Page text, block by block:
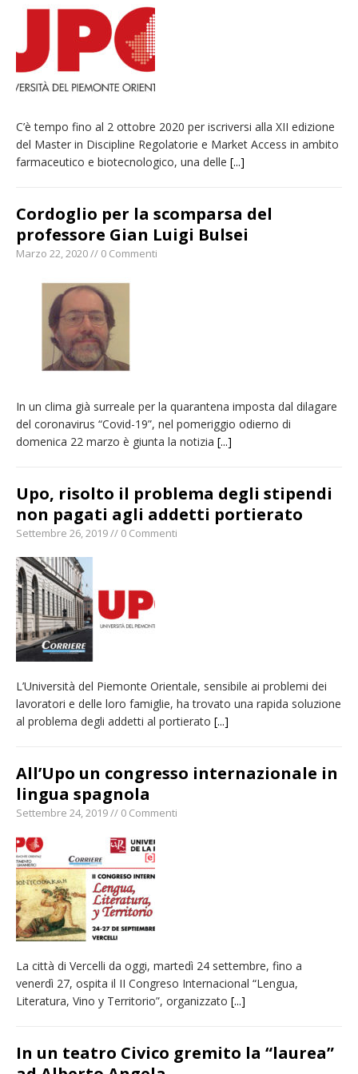
pellegrinaggio diocesano
Intervento dei vigili del fuoco per un
incendio di sterpaglie a Caresanablot
Asl Vc: arrivano i nuovi totem multifunzionali
Dieci anni fa l’ingresso a Vercelli
dell’arcivescovo mons. Marco Arnolfo
C’è tempo fino al 2 ottobre 2020 per iscriversi alla XII edizione
del Master in Discipline Regolatorie e Market Access in ambito
farmaceutico e biotecnologico, una delle [...]
Cordoglio per la scomparsa del
professore Gian Luigi Bulsei
Marzo 22, 2020 // 0 Commenti
In un clima già surreale per la quarantena imposta dal dilagare
del coronavirus “Covid-19”, nel pomeriggio odierno di
domenica 22 marzo è giunta la notizia [...]
Upo, risolto il problema degli stipendi
non pagati agli addetti portierato
Settembre 26, 2019 // 0 Commenti
L’Università del Piemonte Orientale, sensibile ai problemi dei
lavoratori e delle loro famiglie, ha trovato una rapida soluzione
al problema degli addetti al portierato [...]
All’Upo un congresso internazionale in
lingua spagnola
Settembre 24, 2019 // 0 Commenti
La città di Vercelli da oggi, martedì 24 settembre, fino a
venerdì 27, ospita il II Congreso Internacional “Lengua,
Literatura, Vino y Territorio”, organizzato [...]
In un teatro Civico gremito la “laurea”